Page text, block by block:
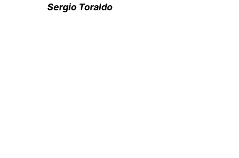
Sergio Toraldo